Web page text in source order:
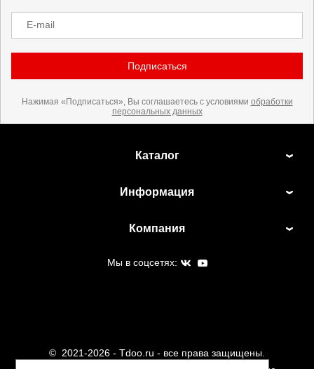
E-mail
Подписаться
Нажимая «Подписаться», Вы соглашаетесь с условиями обработки
персональных данных
Каталог
Информация
Компания
Мы в соцсетях:
© 2021-2026 - Tdoo.ru - все права защищены.